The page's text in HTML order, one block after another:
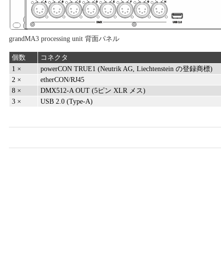
grandMA3 processing unit 背面パネル
個数
コネクタ
1 ×
powerCON TRUE1 (Neutrik AG, Liechtenstein の登録商標)
2 ×
etherCON/RJ45
8 ×
DMX512-A OUT (5ピン XLR メス)
3 ×
USB 2.0 (Type-A)